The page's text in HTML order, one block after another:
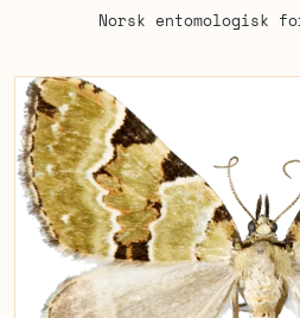
Norsk entomologisk